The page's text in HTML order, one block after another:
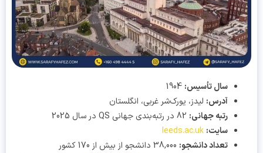
سال تأسیس:1904
آدرس:لیدز، یورک‌شر غربی، انگلستان
رتبه جهانی:82 در رتبه‌بندی جهانی QS در سال 2025
سایت:leeds.ac.uk
تعداد دانشجو:38,000 دانشجو از بیش از 170 کشور